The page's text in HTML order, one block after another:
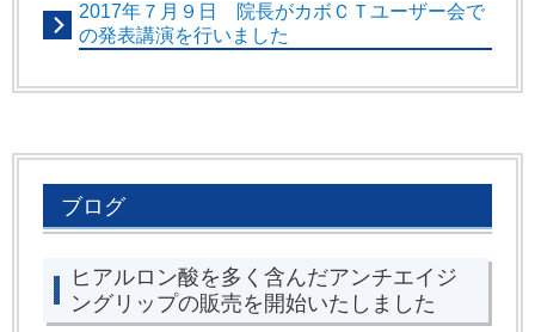
2017年７月９日 院長がカボＣＴユーザー会で
の発表講演を行いました
ブログ
ヒアルロン酸を多く含んだアンチエイジ
ングリップの販売を開始いたしました